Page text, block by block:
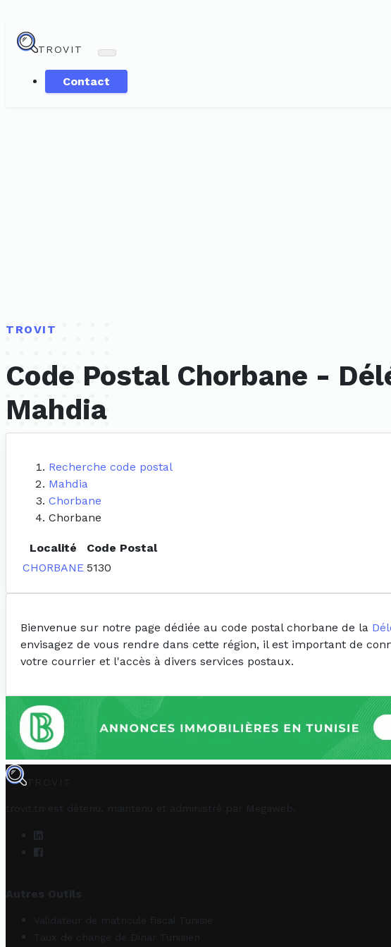
TROVIT
Contact
TROVIT
Code Postal Chorbane -
Mahdia
Recherche code postal
Mahdia
Chorbane
Chorbane
Localité
Code Postal
CHORBANE 5130
Bienvenue sur notre page dédiée au code postal chorbane de la
envisagez de vous rendre dans cette région, il est important de
votre courrier et l'accès à divers services postaux.
TROVIT
trovit.tn est détenu, maintenu et administré par Megaweb
Autres Outils
Validateur de matricule fiscal Tunisie
Taux de change de Dinar Tunisien